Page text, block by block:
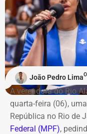
João Pedro Lima
A vereadora do Rio
quarta-feira (06),
República no Rio de
Federal (MPF),